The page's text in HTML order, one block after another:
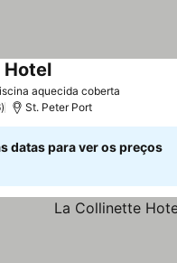
aquecida coberta
Hotel
St. Peter Port
datas para ver os preços